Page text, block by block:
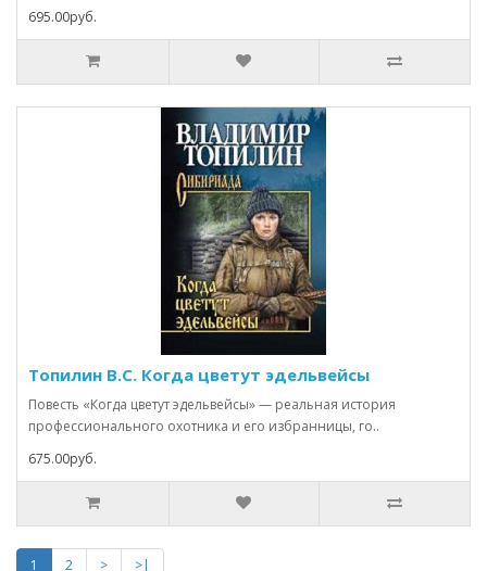
695.00руб.
Топилин В.С. Когда цветут эдельвейсы
Повесть «Когда цветут эдельвейсы» — реальная история
профессионального охотника и его избранницы, го..
675.00руб.
1 2 >
>|